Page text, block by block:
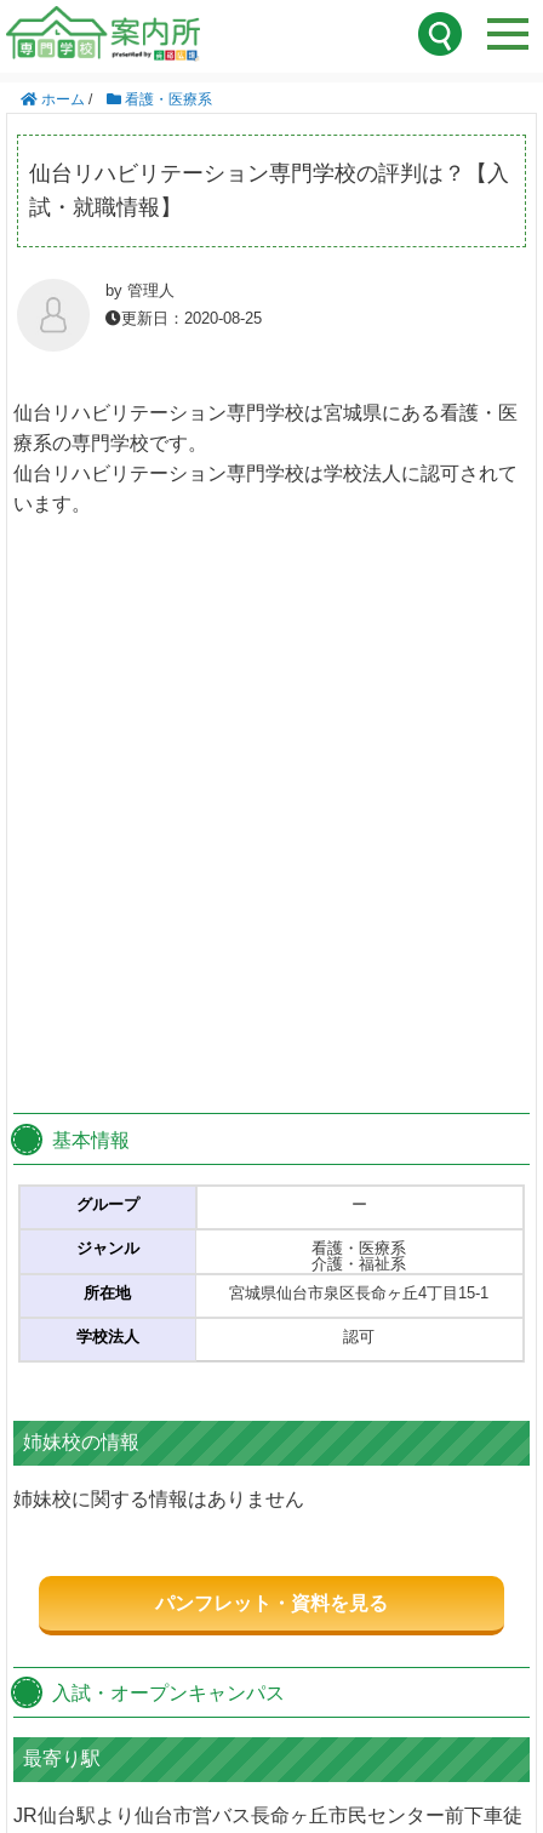
ホーム / 看護・医療系
仙台リハビリテーション専門学校の評判は？【入
試・就職情報】
by 管理人
更新日：2020-08-25
仙台リハビリテーション専門学校は宮城県にある看護・医
療系の専門学校です。
仙台リハビリテーション専門学校は学校法人に認可されて
います。
基本情報
グループ
ジャンル
所在地
学校法人
ー
看護・医療系
介護・福祉系
宮城県仙台市泉区長命ヶ丘4丁目15-1
認可
姉妹校の情報
姉妹校に関する情報はありません
パンフレット・資料を見る
入試・オープンキャンパス
最寄り駅
JR仙台駅より仙台市営バス長命ヶ丘市民センター前下車徒